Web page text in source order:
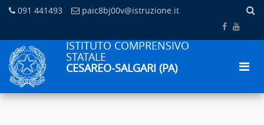
091 441493 paic8bj00v@istruzione.it
ISTITUTO COMPRENSIVO
STATALE
CESAREO-SALGARI (PA)